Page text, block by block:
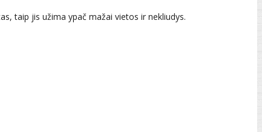
taip jis užima ypač mažai vietos ir nekliudys.